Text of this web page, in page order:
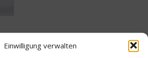
Einwilligung verwalten